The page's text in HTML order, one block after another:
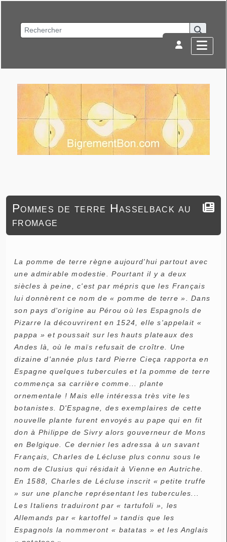
Pommes de terre Hasselback au
fromage
La pomme de terre règne aujourd'hui partout avec
une admirable modestie. Pourtant il y a deux
siècles à peine, c'est par mépris que les Français
lui donnèrent ce nom de « pomme de terre ». Dans
son pays d'origine au Pérou où les Espagnols de
Pizarre la découvrirent en 1524, elle s'appelait «
pappa » et poussait sur les hauts plateaux des
Andes là, où le maïs refusait de croître. Une
dizaine d'année plus tard Pierre Cieça rapporta en
Espagne quelques tubercules et la pomme de terre
commença sa carrière comme... plante
ornementale ! Mais elle intéressa très vite les
botanistes. D'Espagne, des exemplaires de cette
nouvelle plante furent envoyés au pape qui en fit
don à Philippe de Sivry alors gouverneur de Mons
en Belgique. Ce dernier les adressa à un savant
Français, Charles de Lécluse plus connu sous le
nom de Clusius qui résidait à Vienne en Autriche.
En 1588, Charles de Lécluse inscrit « petite truffe
» sur une planche représentant les tubercules...
Les Italiens traduiront par « tartufoli », les
Allemands par « kartoffel » tandis que les
Espagnols la nommeront « batatas » et les Anglais